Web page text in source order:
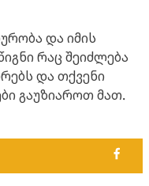
და იმის
რაც შეიძლება
და თქვენი
გაუზიაროთ მათ.